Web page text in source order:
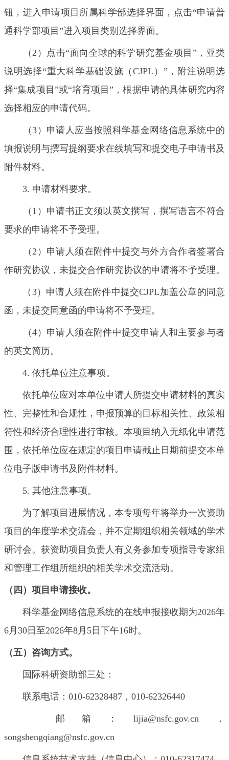
钮，进入申请项目所属科学部选择界面，点击“申请普
通科学部项目”进入项目类别选择界面。
（2）点击“面向全球的科学研究基金项目”，亚类
说明选择“重大科学基础设施（CJPL）”，附注说明选
择“集成项目”或“培育项目”，根据申请的具体研究内容
选择相应的申请代码。
（3）申请人应当按照科学基金网络信息系统中的
填报说明与撰写提纲要求在线填写和提交电子申请书及
附件材料。
3. 申请材料要求。
（1）申请书正文须以英文撰写，撰写语言不符合
要求的申请将不予受理。
（2）申请人须在附件中提交与外方合作者签署合
作研究协议，未提交合作研究协议的申请将不予受理。
（3）申请人须在附件中提交CJPL加盖公章的同意
函，未提交同意函的申请将不予受理。
（4）申请人须在附件中提交申请人和主要参与者
的英文简历。
4. 依托单位注意事项。
依托单位应对本单位申请人所提交申请材料的真实
性、完整性和合规性，申报预算的目标相关性、政策相
符性和经济合理性进行审核。本项目纳入无纸化申请范
围，依托单位应在规定的项目申请截止日期前提交本单
位电子版申请书及附件材料。
5. 其他注意事项。
为了解项目进展情况，本专项每年将举办一次资助
项目的年度学术交流会，并不定期组织相关领域的学术
研讨会。获资助项目负责人有义务参加专项指导专家组
和管理工作组所组织的相关学术交流活动。
（四）项目申请接收。
科学基金网络信息系统的在线申报接收期为2026年
6月30日至2026年8月5日下午16时。
（五）咨询方式。
国际科研资助部三处：
联系电话：010-62328487，010-62326440
邮箱：lijia@nsfc.gov.cn，
songshengqiang@nsfc.gov.cn